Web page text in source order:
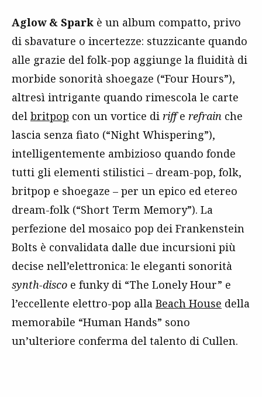
Aglow & Spark è un album compatto, privo
di sbavature o incertezze: stuzzicante quando
alle grazie del folk-pop aggiunge la fluidità di
morbide sonorità shoegaze (“Four Hours”),
altresì intrigante quando rimescola le carte
del britpop con un vortice di riffe refrain che
lascia senza fiato (“Night Whispering”),
intelligentemente ambizioso quando fonde
tutti gli elementi stilistici – dream-pop, folk,
britpop e shoegaze – per un epico ed etereo
dream-folk (“Short Term Memory”). La
perfezione del mosaico pop dei Frankenstein
Bolts è convalidata dalle due incursioni più
decise nell’elettronica: le eleganti sonorità
synth-disco e funky di “The Lonely Hour” e
l’eccellente elettro-pop alla Beach House della
memorabile “Human Hands” sono
un’ulteriore conferma del talento di Cullen.